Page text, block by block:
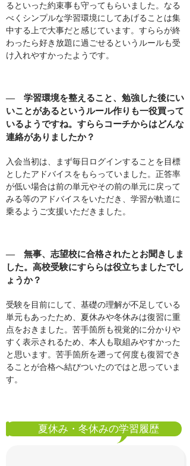
るといった約束事も守ってもらいました。なる
べくシンプルな学習環境にしてあげることは集
中する上で大事だと感じています。すららが終
わったら好き放題に過ごせるというルールも受
け入れやすかったようです。
― 学習環境を整えること、勉強した後にい
いことがあるというルール作りも一役買って
いるようですね。すららコーチからはどんな
連絡がありましたか？
入会当初は、まず毎日ログインすることを目標
としたアドバイスをもらっていました。正答率
が低い場合は前の単元やその前の単元に戻って
みる等のアドバイスをいただき、学習が軌道に
乗るようご支援いただきました。
― 無事、志望校に合格されたとお聞きしま
した。高校受験にすららは役立ちましたでし
ょうか？
受験を目前にして、基礎の理解が不足している
単元もあったため、夏休みや冬休みは復習に重
点をおきました。苦手箇所も視覚的に分かりや
すく表示されるため、本人も取組みやすかった
と思います。苦手箇所を遡って何度も復習でき
ることが合格へ結びついたのではと思っていま
す。
夏休み・冬休みの学習履歴